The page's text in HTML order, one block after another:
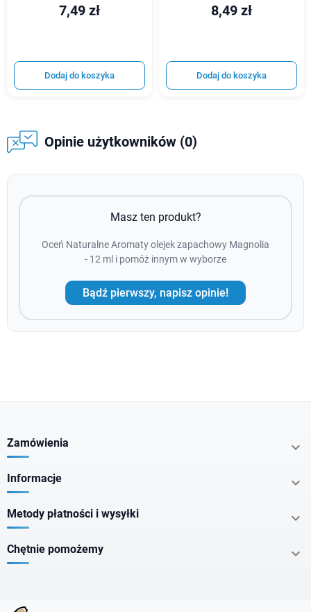
7,49 zł
Dodaj do koszyka
8,49 zł
Dodaj do koszyka
Opinie użytkowników (0)
Masz ten produkt?
Oceń Naturalne Aromaty olejek zapachowy Magnolia
- 12 ml i pomóż innym w wyborze
Bądź pierwszy, napisz opinie!
Zamówienia 
Informacje 
Metody płatności i wysyłki 
Chętnie pomożemy 